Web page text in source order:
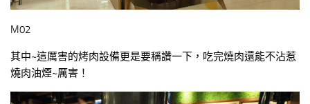
M02
其中~這厲害的烤肉設備更是要稱讚一下，吃完燒肉還能不沾惹
燒肉油煙~厲害！